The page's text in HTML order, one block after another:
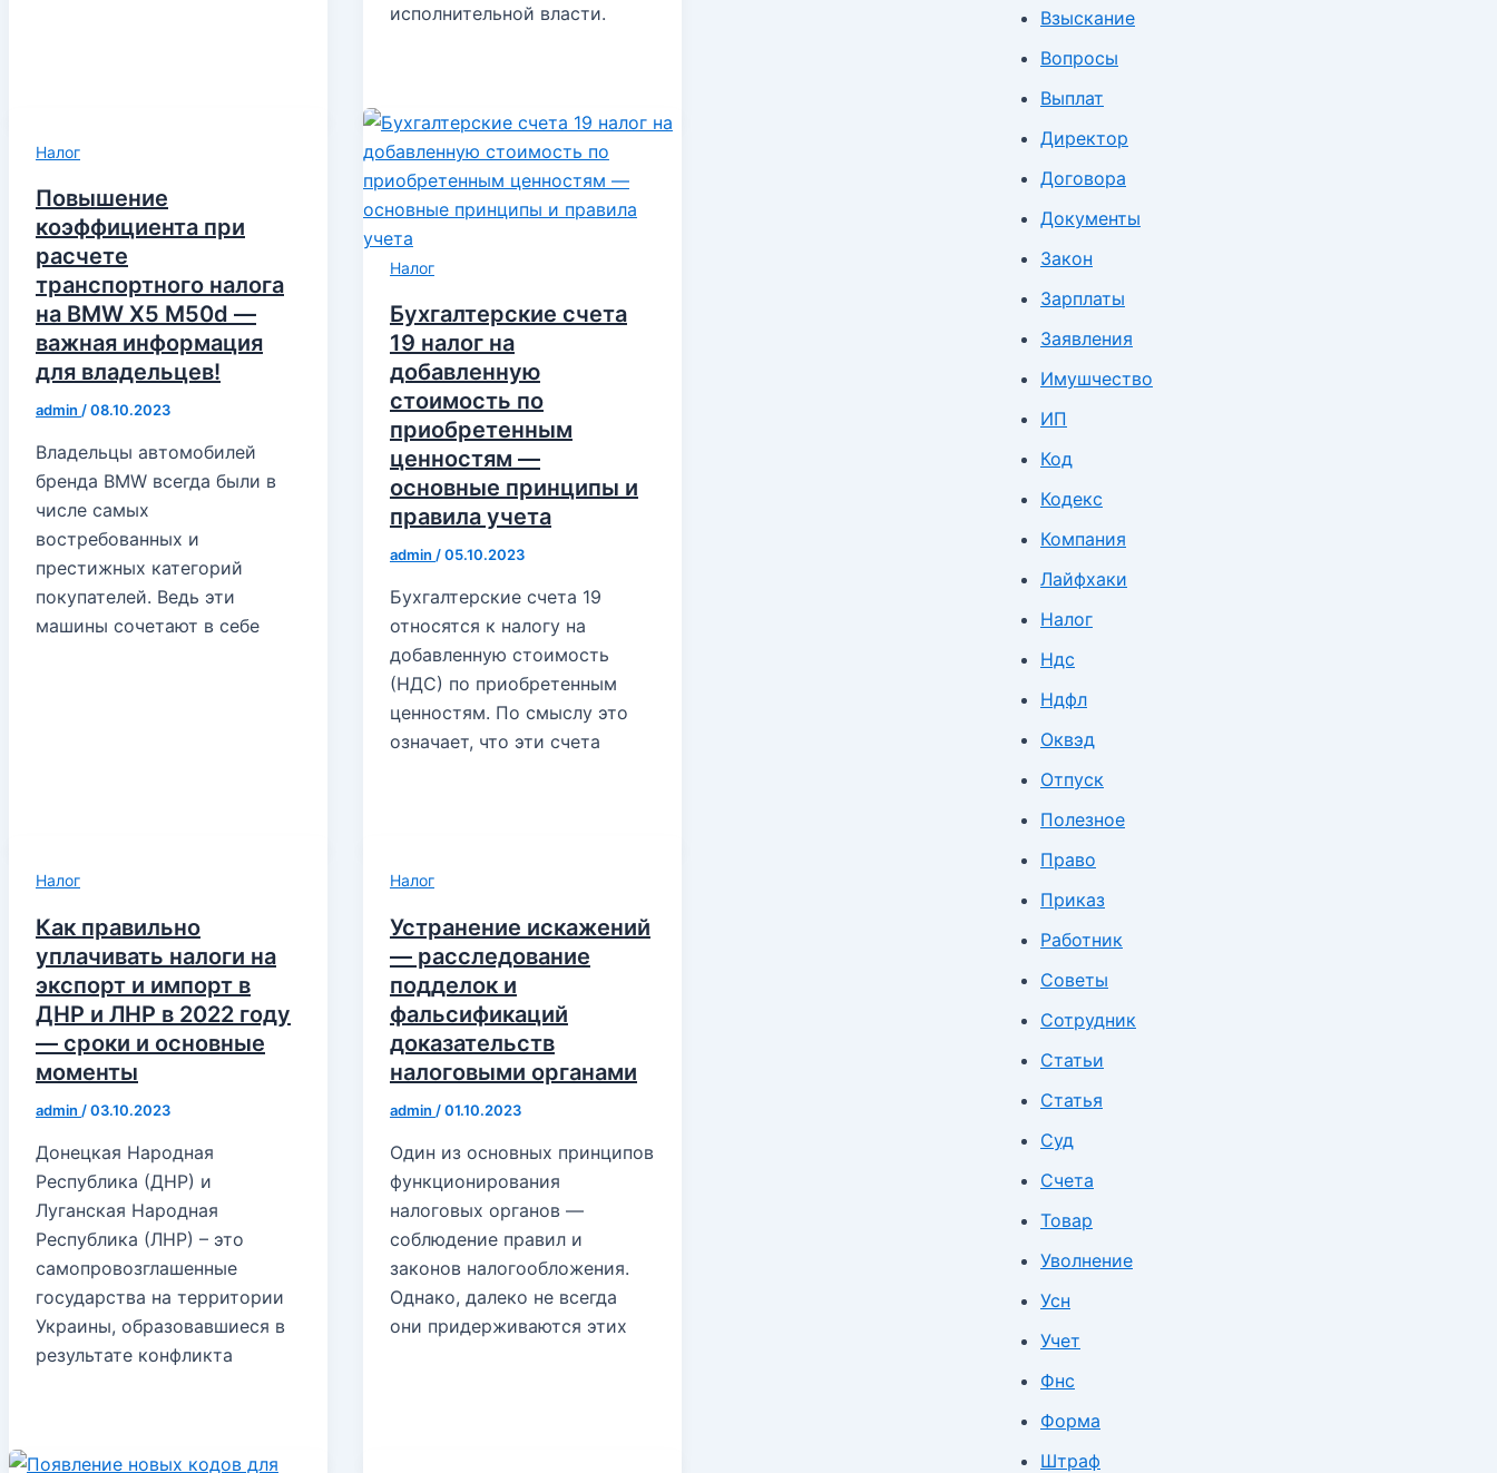
исполнительной власти.
Налог
Повышение
коэффициента при
расчете
транспортного налога
на BMW X5 M50d —
важная информация
для владельцев!
admin /08.10.2023
Владельцы автомобилей
бренда BMW всегда были в
числе самых
востребованных и
престижных категорий
покупателей. Ведь эти
машины сочетают в себе
Налог
Бухгалтерские счета
19 налог на
добавленную
стоимость по
приобретенным
ценностям —
основные принципы и
правила учета
admin /05.10.2023
Бухгалтерские счета 19
относятся к налогу на
добавленную стоимость
(НДС) по приобретенным
ценностям. По смыслу это
означает, что эти счета
Налог
Как правильно
уплачивать налоги на
экспорт и импорт в
ДНР и ЛНР в 2022 году
— сроки и основные
моменты
admin /03.10.2023
Донецкая Народная
Республика (ДНР) и
Луганская Народная
Республика (ЛНР) – это
самопровозглашенные
государства на территории
Украины, образовавшиеся в
результате конфликта
Налог
Устранение искажений
— расследование
подделок и
фальсификаций
доказательств
налоговыми органами
admin /01.10.2023
Один из основных принципов
функционирования
налоговых органов —
соблюдение правил и
законов налогообложения.
Однако, далеко не всегда
они придерживаются этих
Взыскание
Вопросы
Выплат
Директор
Договора
Документы
Закон
Зарплаты
Заявления
Имушчество
ИП
Код
Кодекс
Компания
Лайфхаки
Налог
Ндс
Ндфл
Оквэд
Отпуск
Полезное
Право
Приказ
Работник
Советы
Сотрудник
Статьи
Статья
Суд
Счета
Товар
Уволнение
Усн
Учет
Фнс
Форма
Штраф